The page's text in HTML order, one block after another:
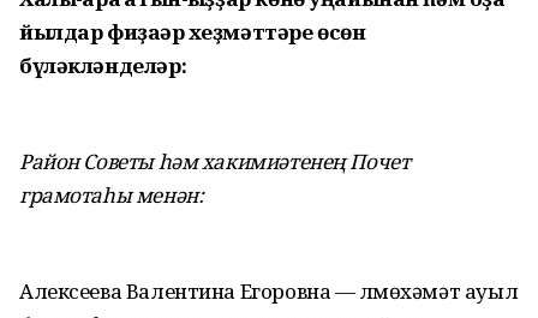
йылдар фиҙаҡәр хеҙмәттәре өсөн
бүләкләнделәр:
Район Советы һәм хакимиәтенең Почет
грамотаһы менән:
Алексеева Валентина Егоровна — Әлмөхәмәт ауыл